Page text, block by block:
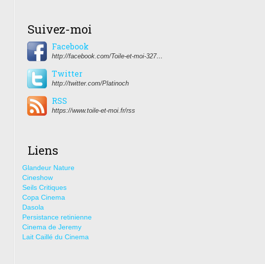
Suivez-moi
Facebook
http://facebook.com/Toile-et-moi-327459350627274/
Twitter
http://twitter.com/Platinoch
RSS
https://www.toile-et-moi.fr/rss
Liens
Glandeur Nature
Cineshow
Seils Critiques
Copa Cinema
Dasola
Persistance retinienne
Cinema de Jeremy
Lait Caillé du Cinema